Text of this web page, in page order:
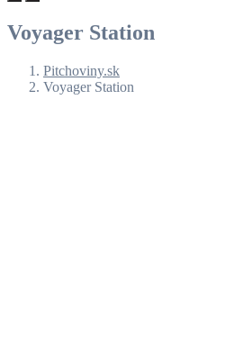
Voyager Station
Pitchoviny.sk
Voyager Station